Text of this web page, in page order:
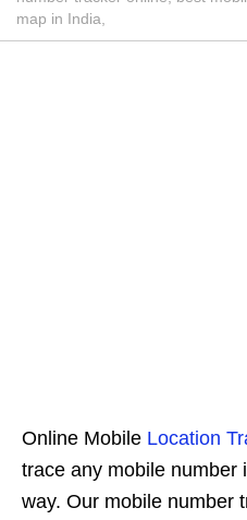
map in India,
Online Mobile Location
trace any mobile number
way. Our mobile number